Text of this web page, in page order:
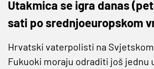
Utakmica se igra danas
sati po srednjoeuropskom
Hrvatski vaterpolisti na
Fukuoki moraju odraditi još jednu